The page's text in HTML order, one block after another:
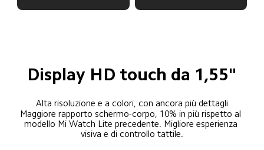
Display HD touch da 1,55"
Alta risoluzione e a colori, con ancora più dettagli
Maggiore rapporto schermo-corpo, 10% in più rispetto al
modello Mi Watch Lite precedente. Migliore esperienza
visiva e di controllo tattile.